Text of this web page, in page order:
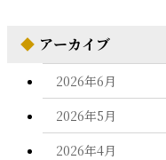
◆ アーカイブ
2026年6月
2026年5月
2026年4月